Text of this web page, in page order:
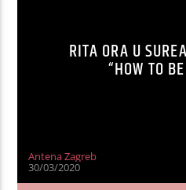
RITA ORA U
“HOW TO
Antena Zagreb
30/03/2020